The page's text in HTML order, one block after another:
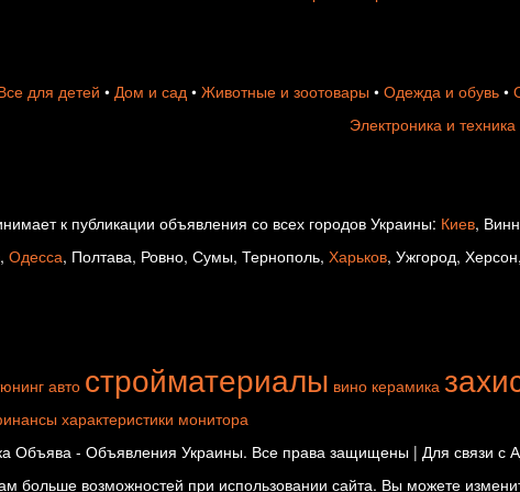
для детей • Дом и сад • Животные и зоотовары • Одежда и обувь •
Электроника и техника
к публикации объявления со всех городов Украины: Киев,
Одесса, Полтава, Ровно, Сумы, Тернополь, Харьков, Ужгород,
авто стройматериалы вино керамика
характеристики монитора
Объява - Объявления Украины. Все права защищены | Для связи с
больше возможностей при использовании сайта. Вы можете